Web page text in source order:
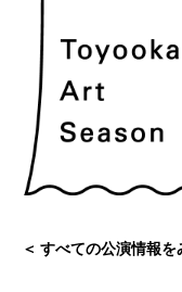
すべての公演情報を